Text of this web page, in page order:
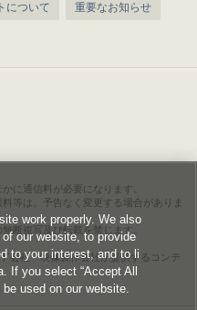
について 重要なお知らせ
に通信料が必要になります。
等は、予告なく変更する場合がありま
断複写及び転載を禁じます。
会社・映像製作会社が提供するコンテ
work properly. We also
our website, to provide
to your interest, and to li
If you select “Accept All
used on our website.